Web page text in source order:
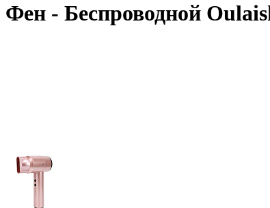
Фен - Беспроводной